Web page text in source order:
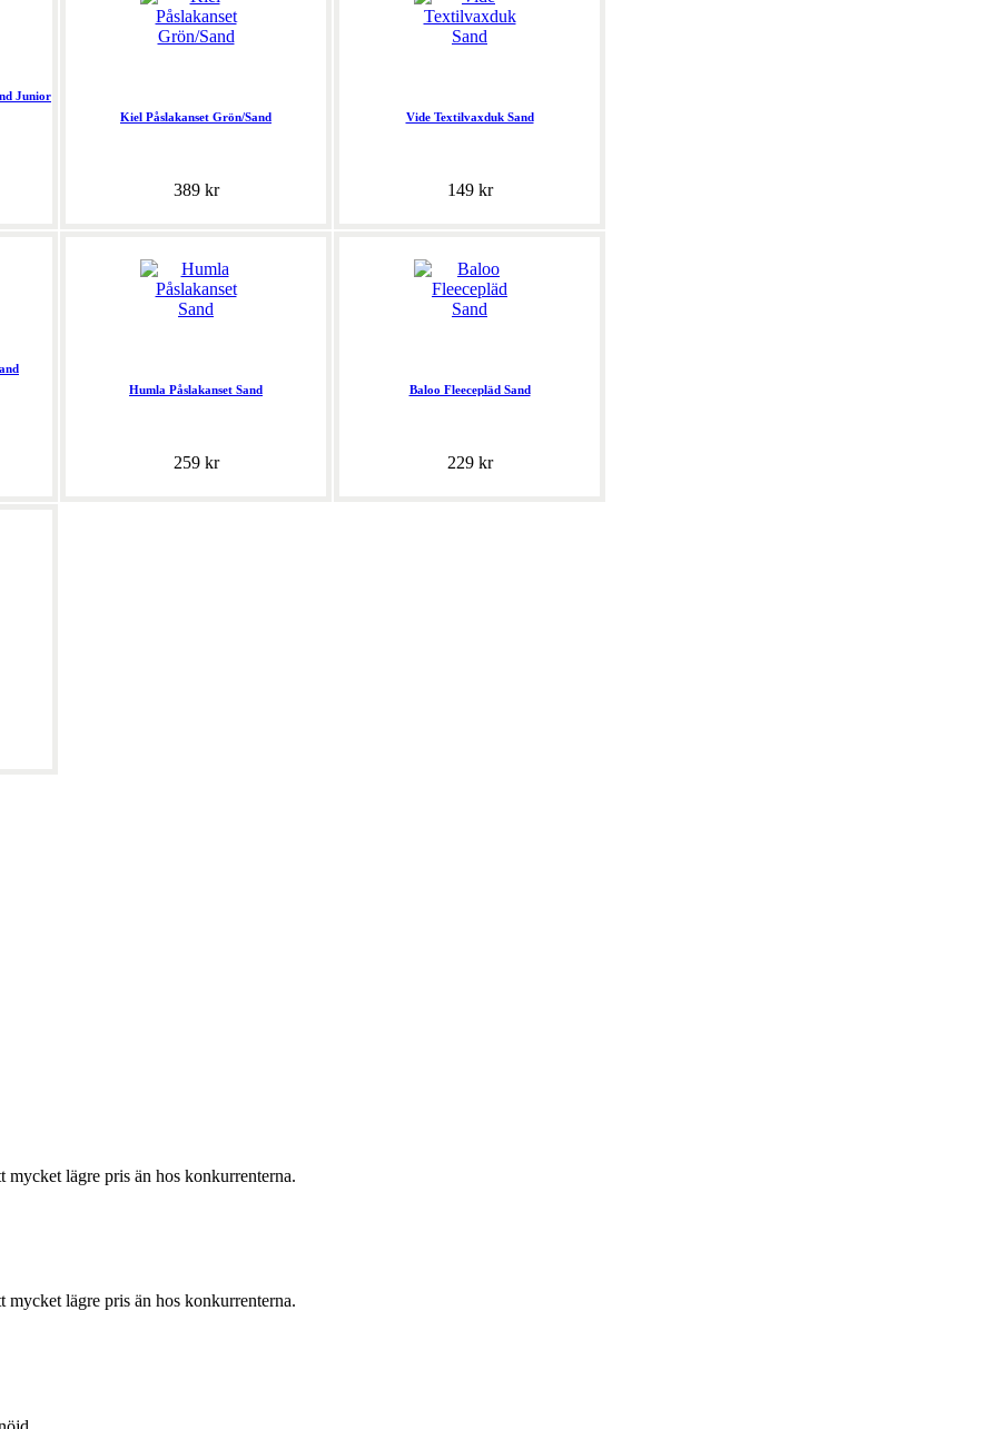
Junior
Kiel Påslakanset Grön/Sand
389 kr
Vide Textilvaxduk Sand
149 kr
Humla Påslakanset Sand
259 kr
Baloo Fleecepläd Sand
229 kr
mycket lägre pris än hos konkurrenterna.
mycket lägre pris än hos konkurrenterna.